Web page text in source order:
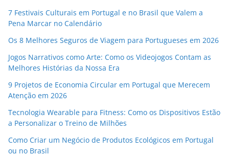
7 Festivais Culturais em Portugal e no Brasil que Valem a
Pena Marcar no Calendário
Os 8 Melhores Seguros de Viagem para Portugueses em 2026
Jogos Narrativos como Arte: Como os Videojogos Contam as
Melhores Histórias da Nossa Era
9 Projetos de Economia Circular em Portugal que Merecem
Atenção em 2026
Tecnologia Wearable para Fitness: Como os Dispositivos Estão
a Personalizar o Treino de Milhões
Como Criar um Negócio de Produtos Ecológicos em Portugal
ou no Brasil